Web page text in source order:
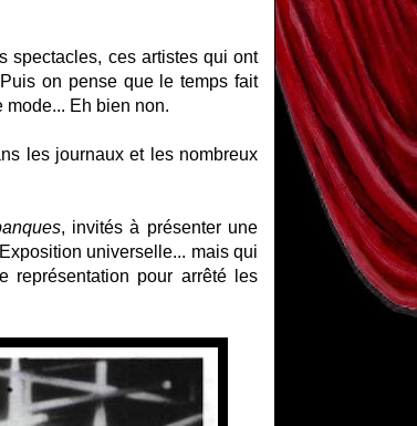
spectacles, ces artistes qui ont
on pense que le temps fait
Eh bien non.
les journaux et les nombreux
, invités à présenter une
universelle... mais qui
représentation pour arrêté les